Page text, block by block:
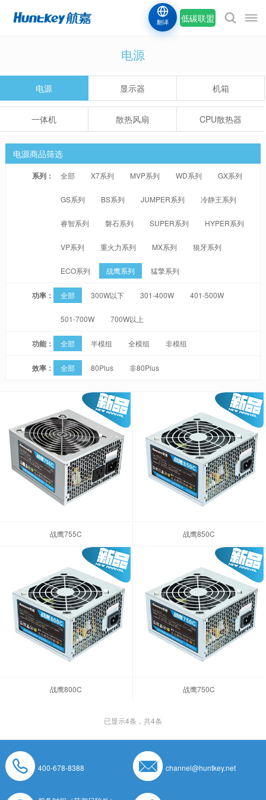
低碳联盟
翻译
电源
电源 显示器 机箱
一体机 散热风扇 CPU散热器
电源商品筛选
系列： 全部 X7系列 MVP系列 WD系列 GX系列
GS系列 BS系列 JUMPER系列 冷静王系列
睿智系列 磐石系列 SUPER系列 HYPER系列
VP系列 重火力系列 MX系列 狼牙系列
ECO系列 战鹰系列 猛擎系列
功率： 全部 300W以下 301-400W 401-500W
501-700W 700W以上
功能： 全部 半模组 全模组 非模组
效率： 全部 80Plus 非80Plus
战鹰755C 战鹰850C
战鹰800C 战鹰750C
已显示4条，共4条
400-678-8388 channel@huntkey.net